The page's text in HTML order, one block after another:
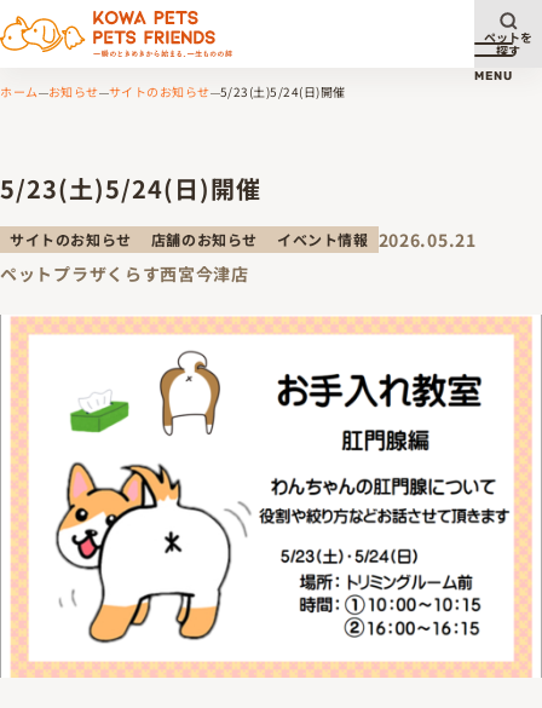
メニ
MENU
ペットを
探す
ホーム お知らせ サイトのお知らせ 5/23(土)5/24(日)開催
5/23(土)5/24(日)開催
サイトのお知らせ 店舗のお知らせ イベント情報 2026.05.21
ペットプラザくらす西宮今津店